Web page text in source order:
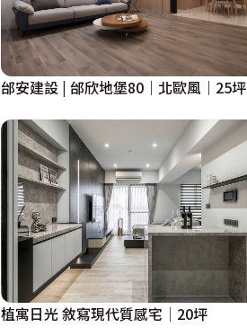
邰安建設 | 邰欣地堡80｜北歐風｜25坪
植寓日光 敘寫現代質感宅│20坪